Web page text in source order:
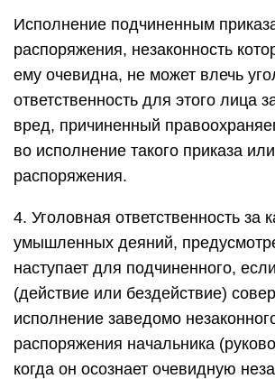
Исполнение подчиненным
распоряжения, незаконность
ему очевидна, не может влечь
ответственность для этого лица
вред, причиненный
во исполнение такого приказа или
распоряжения.
4. Уголовная ответственность за
умышленных деяний,
наступает для подчиненного,
(действие или бездействие)
исполнение заведомо
распоряжения начальника
когда он осознает очевидную